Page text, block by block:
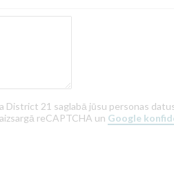
21 saglabā jūsu personas
reCAPTCHA un Google